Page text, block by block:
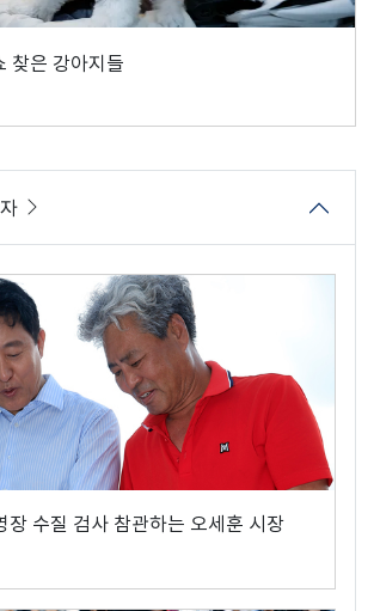
찾은 강아지들
장 수질 검사 참관하는 오세훈 시장